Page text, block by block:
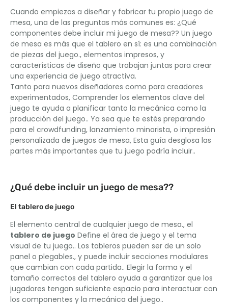
Cuando empiezas a diseñar y fabricar tu propio juego de
mesa, una de las preguntas más comunes es: ¿Qué
componentes debe incluir mi juego de mesa?? Un juego
de mesa es más que el tablero en sí: es una combinación
de piezas del juego., elementos impresos, y
características de diseño que trabajan juntas para crear
una experiencia de juego atractiva.
Tanto para nuevos diseñadores como para creadores
experimentados, Comprender los elementos clave del
juego te ayuda a planificar tanto la mecánica como la
producción del juego.. Ya sea que te estés preparando
para el crowdfunding, lanzamiento minorista, o impresión
personalizada de juegos de mesa, Esta guía desglosa las
partes más importantes que tu juego podría incluir..
¿Qué debe incluir un juego de mesa??
El tablero de juego
El elemento central de cualquier juego de mesa., el
tablero de juego Define el área de juego y el tema
visual de tu juego.. Los tableros pueden ser de un solo
panel o plegables., y puede incluir secciones modulares
que cambian con cada partida.. Elegir la forma y el
tamaño correctos del tablero ayuda a garantizar que los
jugadores tengan suficiente espacio para interactuar con
los componentes y la mecánica del juego..